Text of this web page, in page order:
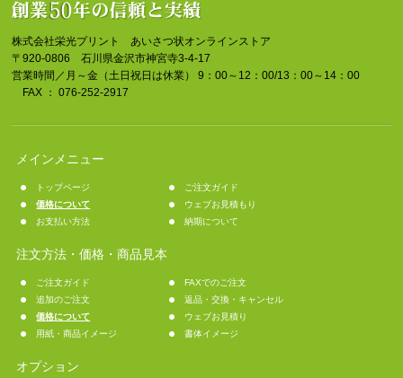
株式会社栄光プリント あいさつ状オンラインストア
〒920-0806 石川県金沢市神宮寺3-4-17
営業時間／月～金（土日祝日は休業） 9：00～12：00/13：00～14：00
FAX ： 076-252-2917
メインメニュー
トップページ
ご注文ガイド
価格について
ウェブお見積もり
お支払い方法
納期について
注文方法・価格・商品見本
ご注文ガイド
FAXでのご注文
追加のご注文
返品・交換・キャンセル
価格について
ウェブお見積り
用紙・商品イメージ
書体イメージ
オプション